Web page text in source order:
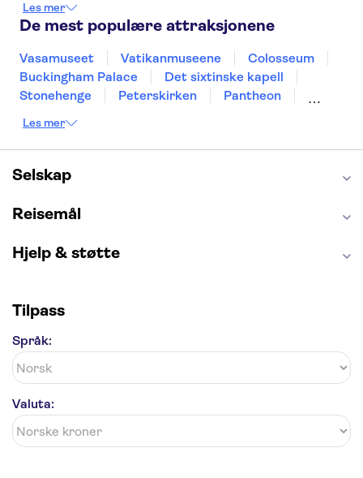
Gdansk
Alicante Riga
Les mer
De mest populære attraksjonene
Vasamuseet Vatikanmuseene
Colosseum
Buckingham Palace
Det sixtinske kapell
Stonehenge
Peterskirken
Pantheon
Burj Khalifa
Alcatraz
Alhambra
Harry Potter Studios
Anne Franks hus
Blue Lagoon
Les mer
Selskap
Reisemål
Hjelp & støtte
Tilpass
Språk:
Valuta: